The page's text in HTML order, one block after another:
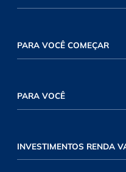
PARA VOCÊ COMEÇAR
PARA VOCÊ
INVESTIMENTOS RENDA